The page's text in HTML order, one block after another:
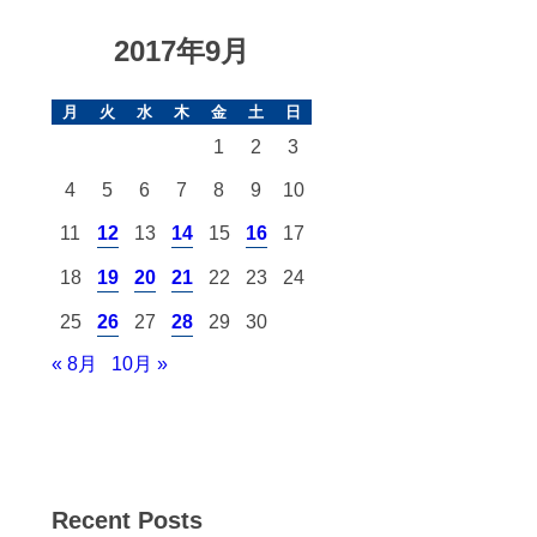
2017年9月
月 火 水 木 金 土 日
1 2
3
4
5 6 7 8 9
10
11
12 13 14 15 16 17
18 19 20 21 22 23 24
25 26 27 28 29
30
« 8月
10月 »
Recent Posts